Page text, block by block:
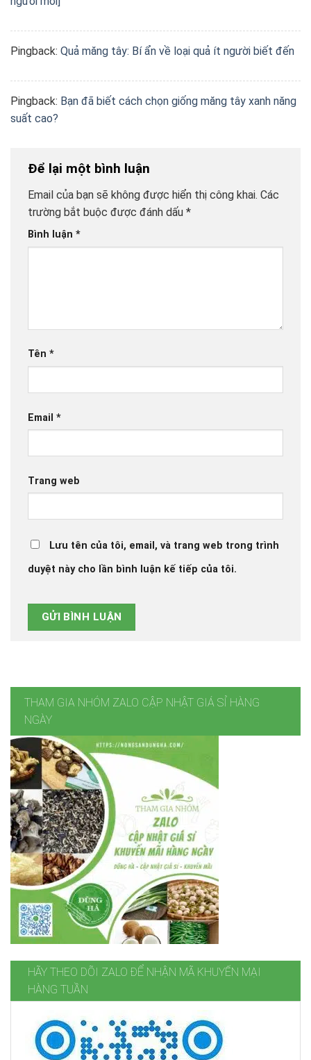
Pingback: Quả măng tây: Bí ẩn về loại quả ít người biết đến
Pingback: Bạn đã biết cách chọn giống măng tây xanh năng
suất cao?
Để lại một bình luận
Email của bạn sẽ không được hiển thị công khai. Các
trường bắt buộc được đánh dấu *
Bình luận *
Tên *
Email *
Trang web
Lưu tên của tôi, email, và trang web trong trình
duyệt này cho lần bình luận kế tiếp của tôi.
THAM GIA NHÓM ZALO CẬP NHẬT GIÁ SỈ HÀNG
NGÀY
HÃY THEO DÕI ZALO ĐỂ NHẬN MÃ KHUYẾN MẠI
HÀNG TUẦN